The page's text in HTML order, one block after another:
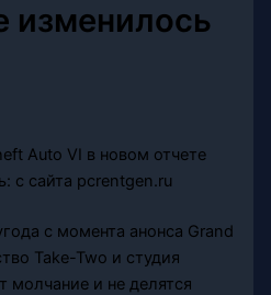
изменилось
с момента анонса Grand
Take-Two и студия
молчание и не делятся